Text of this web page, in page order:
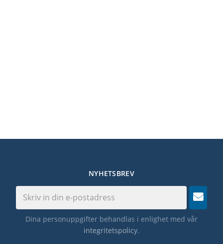
NYHETSBREV
Dina personuppgifter behandlas i enlighet med vår
integritetspolicy.